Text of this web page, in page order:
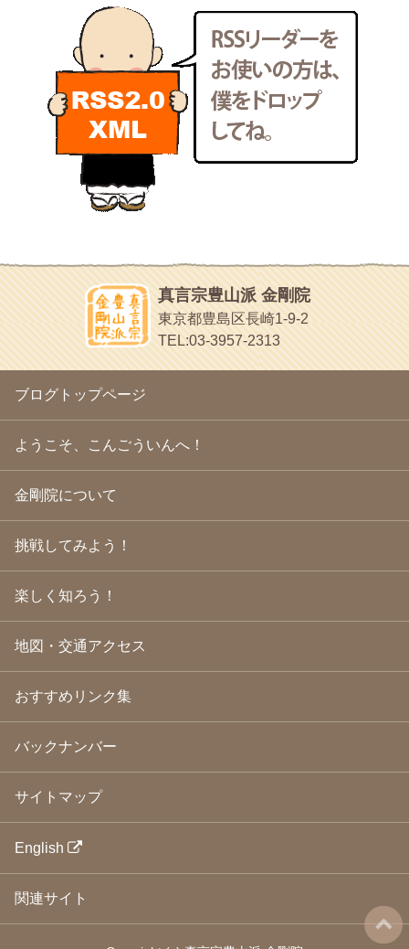
2011年7月(18)
2011年6月
2011年5月
(15)
2011年4月(17)
2011年3月(15)
2011年2月
2011年1月(22)
2010年12月(21)
2010年11月
2010年10月(13)
(16)
2010年6月(18)
2010年5月(22)
2010年4月(25)
2010年3月
(22)
2010年2月(23)
2010年1月(23)
(18)
2009年11月
(20)
2009年10月(20)
2009年9月 (20)
2009年6月(22)
2009年5月(20)
2009年4月
(24)
2009年3月(21)
2009年2月(19)
2009年1月(25)
2008年10月
(31)
2008年9月(24)
2008年8月(24)
2008年5月(21)
(24)
2008年2月 (21)
2008年1月(23)
2007年12月
2007年9月
2007年8月(26)
新聞屋の道具箱
新聞社で使われる用語の解説など
makotoさんの御符内巡礼記
東京の巡礼記です
POLYHEDON
いろいろなことが書いてあるよ
bunchan
あちこち行って！
目白鍼灸院
日本人の繊細な体質にあわせた、やさしく気持ちよい鍼灸治療で
ほうげん日記
放言じゃなくて和尚さんの名前だよ
面白いサイトみつけたよ。
ヘェ～という感じ
chocolab.Air♪DIALY
ラブラドールのワンちゃんがかわいいよ
真言宗豊山派 金剛院
東京都豊島区長崎1-9-2
TEL:03-3957-2313
ブログトップページ
ようこそ、こんごういんへ！
金剛院について
挑戦してみよう！
楽しく知ろう！
地図・交通アクセス
おすすめリンク集
バックナンバー
サイトマップ
English
関連サイト